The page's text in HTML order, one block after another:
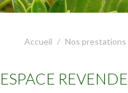
Accueil Nos prestations
ESPACE